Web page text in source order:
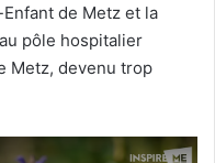
de Metz et la
pôle hospitalier
Metz, devenu trop